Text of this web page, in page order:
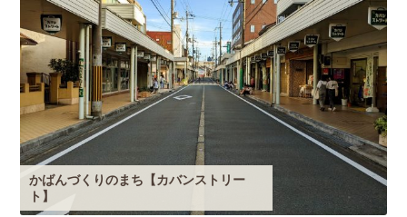
かばんづくりのまち【カバンストリー
ト】